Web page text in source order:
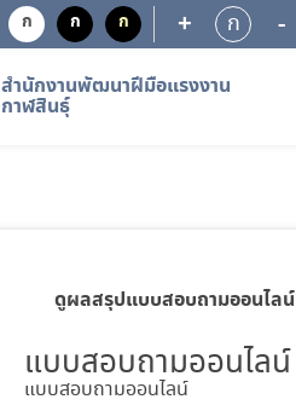
ก ก ก + ก -
สำนักงานพัฒนาฝีมือแรงงาน
กาฬสินธุ์
ดูผลสรุปแบบสอบถามออนไลน์
แบบสอบถามออนไลน์
แบบสอบถามออนไลน์